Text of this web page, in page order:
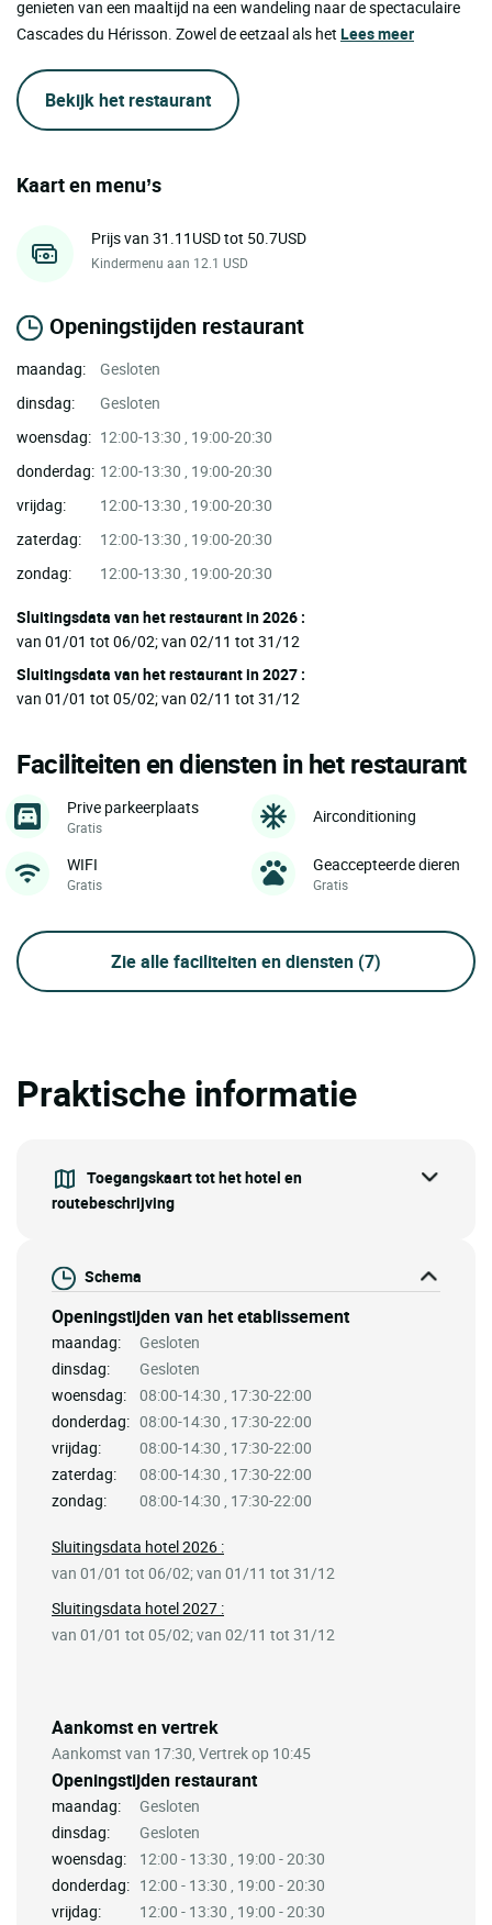
genieten van een maaltijd na een wandeling naar de spectaculaire
Cascades du Hérisson. Zowel de eetzaal als het Lees meer
Bekijk het restaurant
Kaart en menu’s
Prijs van 31.11USD tot 50.7USD
Kindermenu aan 12.1 USD
Openingstijden restaurant
maandag:
Gesloten
dinsdag:
Gesloten
woensdag: 12:00-13:30 , 19:00-20:30
donderdag: 12:00-13:30 , 19:00-20:30
vrijdag:
12:00-13:30 , 19:00-20:30
zaterdag:
12:00-13:30 , 19:00-20:30
zondag:
12:00-13:30 , 19:00-20:30
Sluitingsdata van het restaurant in 2026 :
van 01/01 tot 06/02; van 02/11 tot 31/12
Sluitingsdata van het restaurant in 2027 :
van 01/01 tot 05/02; van 02/11 tot 31/12
Faciliteiten en diensten in het restaurant
Prive parkeerplaats
Gratis
Airconditioning
WIFI
Gratis
Geaccepteerde dieren
Gratis
Zie alle faciliteiten en diensten (7)
Praktische informatie
Toegangskaart tot het hotel en
routebeschrijving
Schema
Openingstijden van het etablissement
maandag:
Gesloten
dinsdag:
Gesloten
woensdag:
08:00-14:30 , 17:30-22:00
donderdag: 08:00-14:30 , 17:30-22:00
vrijdag:
08:00-14:30 , 17:30-22:00
zaterdag:
08:00-14:30 , 17:30-22:00
zondag:
08:00-14:30 , 17:30-22:00
Aankomst en vertrek
Aankomst van 17:30, Vertrek op 10:45
Openingstijden restaurant
maandag:
Gesloten
dinsdag:
Gesloten
woensdag:
12:00 - 13:30 , 19:00 - 20:30
donderdag: 12:00 - 13:30 , 19:00 - 20:30
vrijdag:
12:00 - 13:30 , 19:00 - 20:30
Sluitingsdata hotel 2026 :
van 01/01 tot 06/02; van 01/11 tot 31/12
Sluitingsdata hotel 2027 :
van 01/01 tot 05/02; van 02/11 tot 31/12